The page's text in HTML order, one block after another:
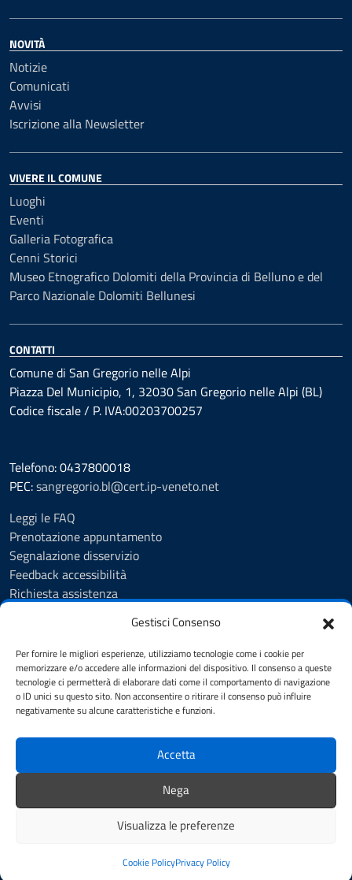
Gestisci Consenso
Per fornire le migliori esperienze, utilizziamo tecnologie come i cookie per
memorizzare e/o accedere alle informazioni del dispositivo. Il consenso a queste
tecnologie ci permetterà di elaborare dati come il comportamento di navigazione
o ID unici su questo sito. Non acconsentire o ritirare il consenso può influire
negativamente su alcune caratteristiche e funzioni.
Accetta
Nega
Visualizza le preferenze
Cookie PolicyPrivacy Policy
NOVITÀ
Notizie
Comunicati
Avvisi
Iscrizione alla Newsletter
VIVERE IL COMUNE
Luoghi
Eventi
Galleria Fotografica
Cenni Storici
Museo Etnografico Dolomiti della Provincia di Belluno e del
Parco Nazionale Dolomiti Bellunesi
CONTATTI
Comune di San Gregorio nelle Alpi
Piazza Del Municipio, 1, 32030 San Gregorio nelle Alpi (BL)
Codice fiscale / P. IVA:00203700257
Telefono: 0437800018
PEC:sangregorio.bl@cert.ip-veneto.net
Leggi le FAQ
Prenotazione appuntamento
Segnalazione disservizio
Feedback accessibilità
Richiesta assistenza
Amministrazione trasparente
Informativa privacy
Cookie Policy (UE)
Dichiarazione di accessibilità
Accessibilità
SEGUICI SU
Facebook YouTube
Credits